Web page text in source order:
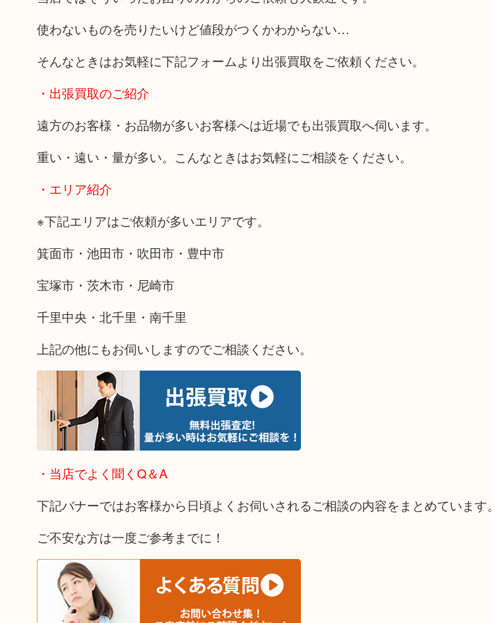
使わないものを売りたいけど値段がつくかわからない…
そんなときはお気軽に下記フォームより出張買取をご依頼ください。
・出張買取のご紹介
遠方のお客様・お品物が多いお客様へは近場でも出張買取へ伺います。
重い・遠い・量が多い。こんなときはお気軽にご相談をください。
・エリア紹介
※下記エリアはご依頼が多いエリアです。
箕面市・池田市・吹田市・豊中市
宝塚市・茨木市・尼崎市
千里中央・北千里・南千里
上記の他にもお伺いしますのでご相談ください。
・当店でよく聞くQ＆A
下記バナーではお客様から日頃よくお伺いされるご相談の内容をまとめています。
ご不安な方は一度ご参考までに！